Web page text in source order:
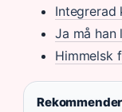
Integrerad
Ja må han
Himmelsk